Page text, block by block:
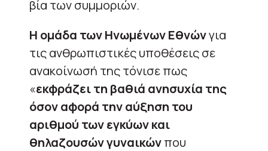
βία των συμμοριών.
Η ομάδα των Ηνωμένων Εθνώνγια
τις ανθρωπιστικές υποθέσεις σε
ανακοίνωσή της τόνισε πως
«εκφράζει τη βαθιά ανησυχία της
όσον αφορά την αύξηση του
αριθμού των εγκύων και
θηλαζουσών γυναικώνπου